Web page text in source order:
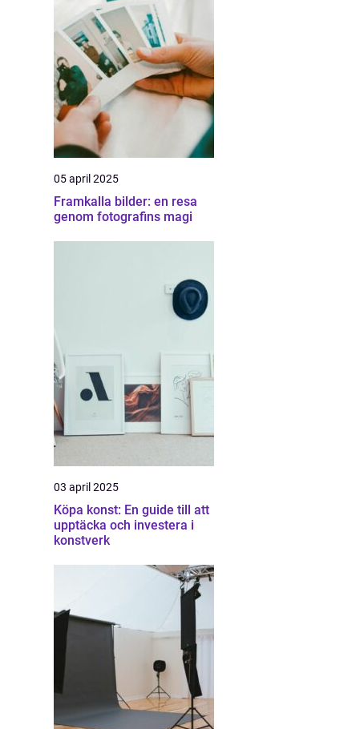
05 april 2025
Framkalla bilder: en resa
genom fotografins magi
03 april 2025
Köpa konst: En guide till att
upptäcka och investera i
konstverk